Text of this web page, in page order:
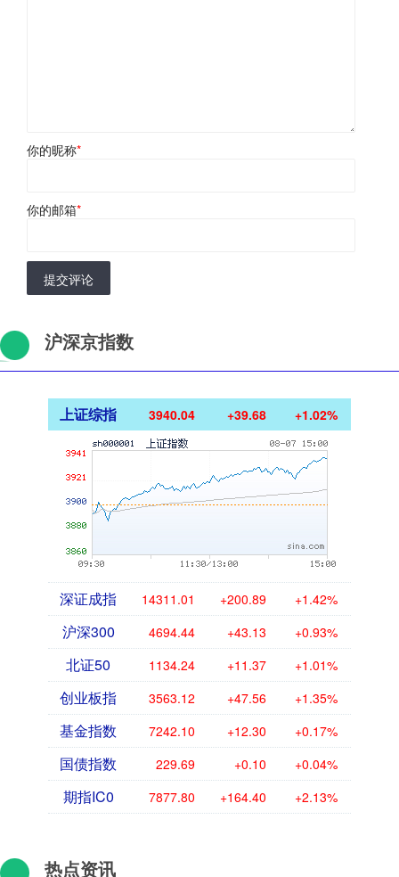
你的昵称*
你的邮箱*
提交评论
沪深京指数
上证综指 3940.04 +39.68 +1.02%
深证成指 14311.01 +200.89 +1.42%
沪深300 4694.44 +43.13 +0.93%
北证50 1134.24 +11.37 +1.01%
创业板指 3563.12 +47.56 +1.35%
基金指数 7242.10 +12.30 +0.17%
国债指数 229.69 +0.10 +0.04%
期指IC0 7877.80 +164.40 +2.13%
热点资讯